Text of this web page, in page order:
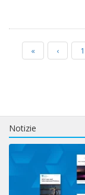
« ‹ 1
Notizie